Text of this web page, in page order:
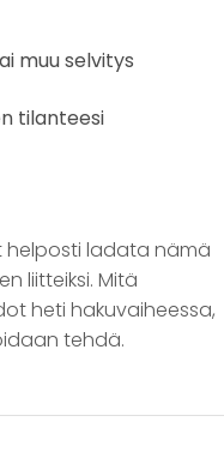
muu selvitys
tilanteesi
helposti ladata nämä
liitteiksi. Mitä
heti hakuvaiheessa,
tehdä.